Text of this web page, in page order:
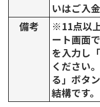
いはご入
備考
※11点以
ート画面
を入力し
ください
る」ボタ
結構です。